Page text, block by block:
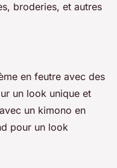
broderies, et autres
en feutre avec des
un look unique et
un kimono en
pour un look